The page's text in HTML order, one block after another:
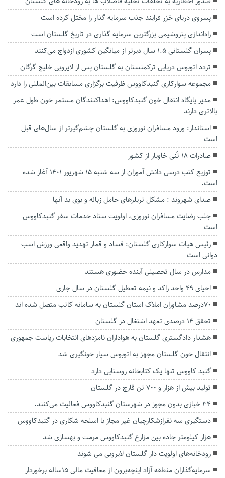
پسروی دریای خزر فرایند جذب سرمایه گذار را مختل کرده است
راه‌اندازی پتروشیمی بزرگترین سرمایه گذاری در تاریخ گلستان است
پسران گلستانی ۱.۵ سال دیرتر از میانگین کشوری ازدواج می‌کنند
تردد اتوبوس دریایی ترکمنستان به گلستان پس از لایروبی خلیج گرگان
مجموعه سوارکاری گنبدکاووس ظرفیت برگزاری مسابقات بین‌المللی را دارد
مدیر پایگاه انتقال خون گنبدکاووس: اهداکنندگان مستمر خون طول عمر
بالاتری دارند
استاندار: ورود مسافران نوروزی به گلستان چشم‌گیرتر از سال‌های قبل
است
صادرات ۱۸ تُنی خاویار از کشور
توزیع کتب درسی دانش آموزان از سه شنبه ۱۵ شهریور ۱۴۰۱ آغاز شده
است.
صدای شهروند : مشکل تریلرهای حامل زباله و بوی بد آنها
جلب رضایت‌ مسافران نوروزی، اولویت ستاد خدمات سفر گنبدکاووس
است
رئیس هیات سوارکاری گلستان: فساد و قمار تهدید واقعی ورزش اسب
دوانی است
مدارس در سال تحصیلی آینده حضوری هستند
احیای ۴۹ واحد راکد و نیمه تعطیل گلستان در سال جاری
۷٠درصد مشاوران املاک استان گلستان به سامانه کاتب متصل شده اند
تحقق ۱۴ درصدی تعهد اشتغال در گلستان
هشدار دادگستری گلستان‌ به هواداران نامزدهای انتخابات ریاست جمهوری
انتقال خون گلستان مجهز به اتوبوس سیار خونگیری شد
گنبد کاووس تنها یک کتابخانه روستایی دارد
تولید بیش از هزار و ۷۰۰ تن قارچ در گلستان
۳۴ خبازی بدون مجوز در شهرستان گنبدکاووس فعالیت می‌کنند.
دستگیری سه نفرازشکارچیان غیر مجاز با اسلحه شکاری در گنبدکاووس
هزار کیلومتر جاده‌ بین مزارع گنبدکاووس مرمت و بهسازی شد
رودخانه‌های اولویت دار گلستان لایروبی می شوند
سرمایه‌گذاران منطقه آزاد اینچه‌برون از معافیت مالی 15ساله برخوردار